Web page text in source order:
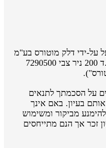
ידי דלק מוטורס בע"מ
ח.פ 510947153 שכתובתה ת.ד 200 ניר צבי 7290500
על הסכמתך לתנאים
בעיון. באם אינך
מביקור ומשימוש
אך הנם מתייחסים